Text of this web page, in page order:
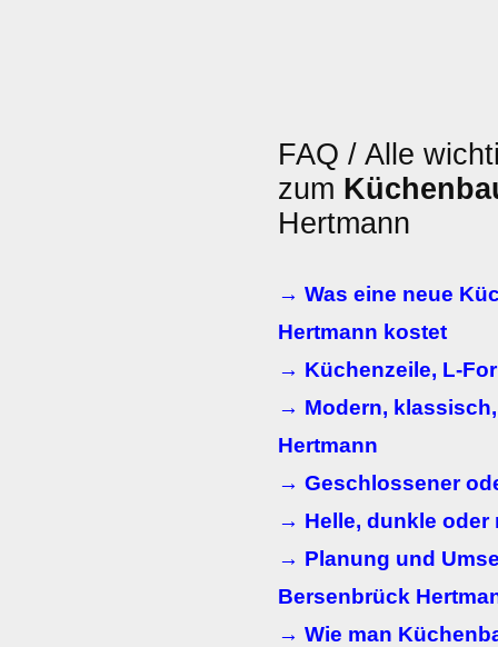
FAQ / Alle
zum
Hertmann
→ Was eine neue
Hertmann kostet
→ Küchenzeile, L-
→ Modern,
Hertmann
→ Geschlossener
→ Helle, dunkle oder
→ Planung und
Bersenbrück
→ Wie man